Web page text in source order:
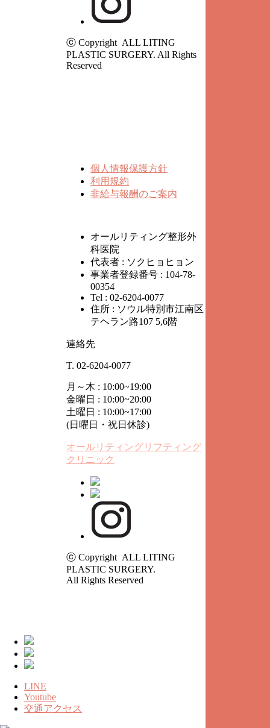
ⓒ Copyright ALL LITING
PLASTIC SURGERY. All Rights
Reserved
個人情報保護方針
利用規約
非給与報酬のご案内
オールリティング整形外
科医院
代表者 : ソクヒョヒョン
事業者登録番号 : 104-78-
00354
Tel : 02-6204-0077
住所 : ソウル特別市江南区
テヘラン路107 5,6階
連絡先
T. 02-6204-0077
月～木 : 10:00~19:00
金曜日 : 10:00~20:00
土曜日 : 10:00~17:00
(日曜日・祝日休診)
オールリティングリフティング
クリニック
ⓒ Copyright ALL LITING
PLASTIC SURGERY.
All Rights Reserved
LINE
Youtube
交通アクセス